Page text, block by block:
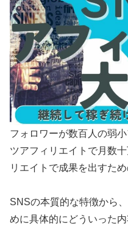
フォロワーが数百人の弱
ツアフィリエイトで月数
リエイトで成果を出すた
SNSの本質的な特徴から
めに具体的にどういった